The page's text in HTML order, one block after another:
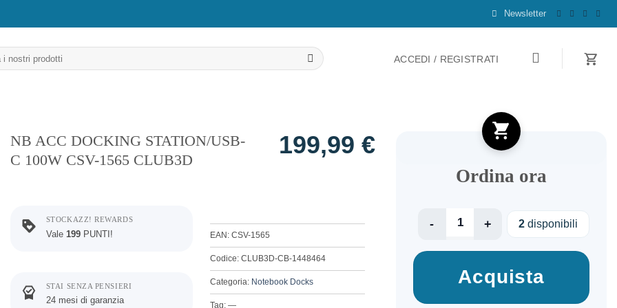
Newsletter
ACCEDI / REGISTRATI
NB ACC DOCKING STATION/USB-
C 100W CSV-1565 CLUB3D
199,99 €
STOCKAZZ! REWARDS
Vale 199 PUNTI!
STAI SENZA PENSIERI
24 mesi di garanzia
EAN: CSV-1565
Codice: CLUB3D-CB-1448464
Categoria: Notebook Docks
Tag: —
Ordina ora
NB ACC DOCKING STATION/USB-C
2 disponibili
Acquista